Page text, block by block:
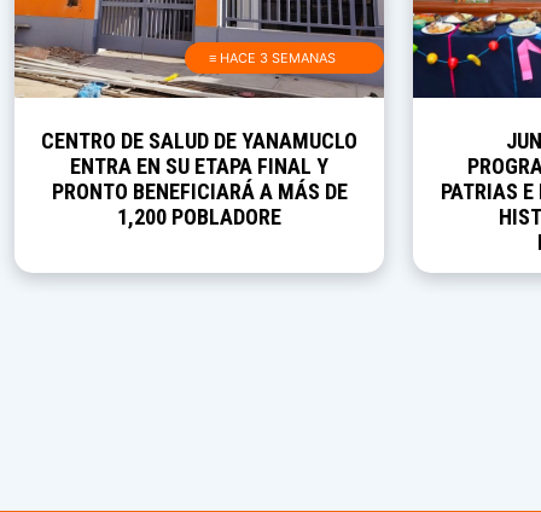
≡ HACE 3 SEMANAS
CENTRO DE SALUD DE YANAMUCLO
ENTRA EN SU ETAPA FINAL Y
PRONTO BENEFICIARÁ A MÁS DE
1,200 POBLADORE
PATRIAS